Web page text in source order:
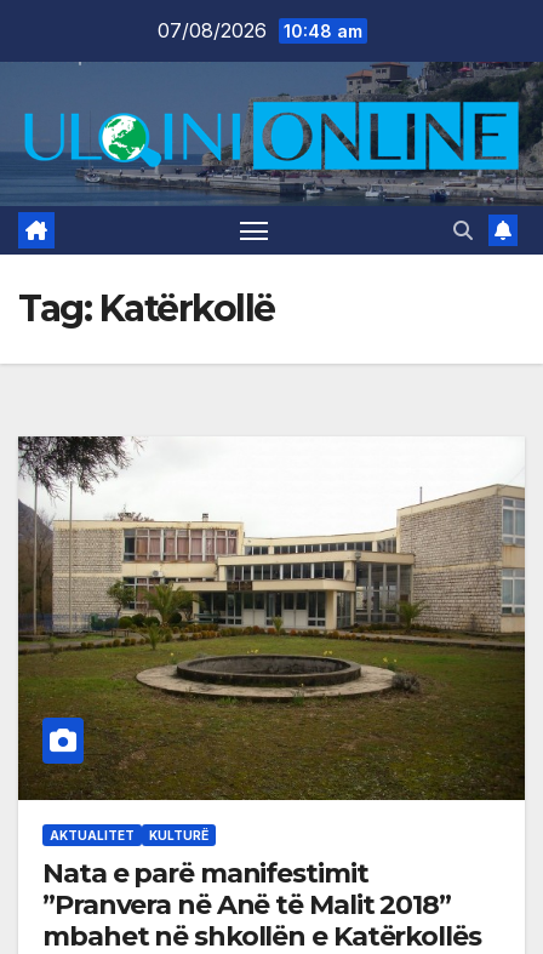
07/08/2026 10:48 am
Tag: Katërkollë
AKTUALITET KULTURË
Nata e parë manifestimit
”Pranvera në Anë të Malit 2018”
mbahet në shkollën e Katërkollës